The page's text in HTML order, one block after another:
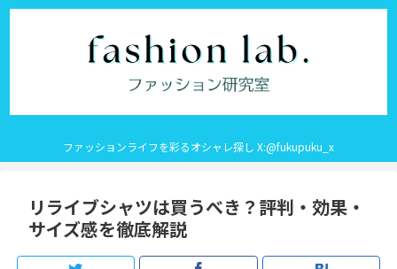
ファッションライフを彩るオシャレ探し X:@fukupuku_x
リライブシャツは買うべき？評判・効果・
サイズ感を徹底解説